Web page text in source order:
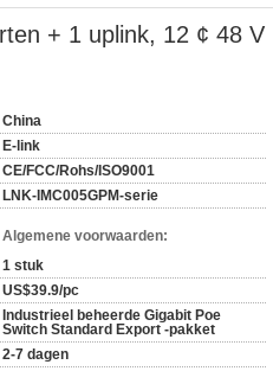
+ 1 uplink, 12 ¢ 48 V
China
E-link
CE/FCC/Rohs/ISO9001
LNK-IMC005GPM-serie
voorwaarden:
1 stuk
US$39.9/pc
Industrieel beheerde Gigabit Poe
Switch Standard Export -pakket
2-7 dagen